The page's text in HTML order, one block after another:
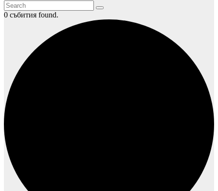
0 събития found.